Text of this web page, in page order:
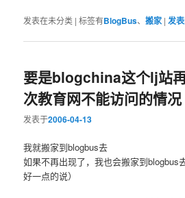
发表在未分类 |标签有BlogBus、搬家 |发
要是blogchina这个lj站
次教育网不能访问的情况
发表于2006-04-13
我就搬家到blogbus去
如果不再出现了，我也会搬家到blogbus
好一点的说）